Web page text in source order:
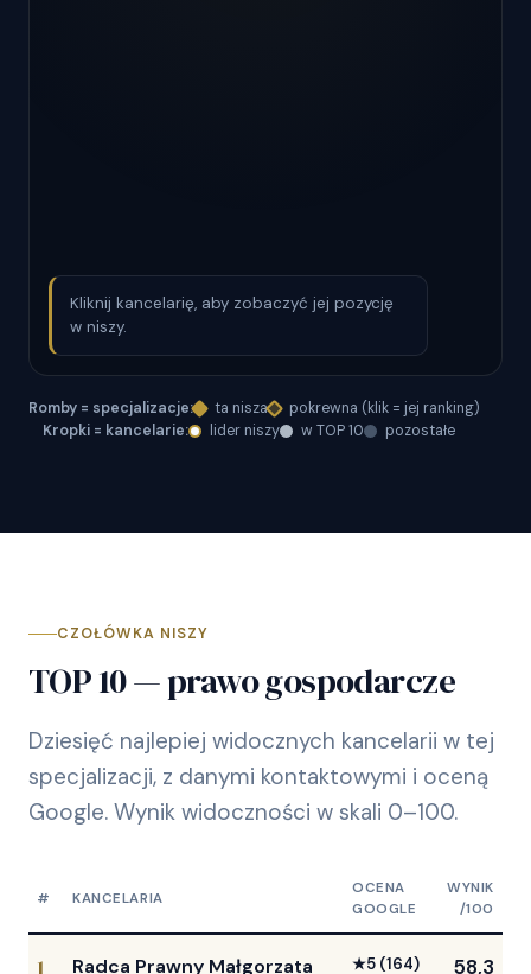
Kliknij kancelarię, aby zobaczyć jej pozycję
w niszy.
Romby = specjalizacje: ta nisza
pokrewna (klik = jej ranking)
Kropki = kancelarie:
lider niszy w TOP 10 pozostałe
CZOŁÓWKA NISZY
TOP 10 — prawo gospodarcze
Dziesięć najlepiej widocznych kancelarii w tej
specjalizacji, z danymi kontaktowymi i oceną
Google. Wynik widoczności w skali 0–100.
# KANCELARIA
OCENA
GOOGLE
WYNIK
/100
1
Radca Prawny Małgorzata
★5 (164) 58,3